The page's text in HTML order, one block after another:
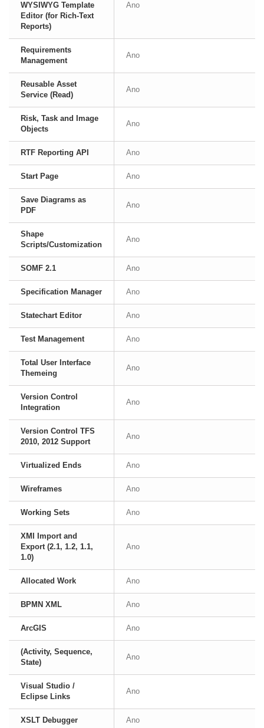
WYSIWYG Template
Editor (for Rich-Text
Reports)
Ano
Requirements
Management
Ano
Reusable Asset
Service (Read)
Ano
Risk, Task and Image
Objects
Ano
RTF Reporting API Ano
Start Page Ano
Save Diagrams as
PDF
Ano
Shape
Scripts/Customization
Ano
SOMF 2.1 Ano
Specification Manager Ano
Statechart Editor Ano
Test Management Ano
Total User Interface
Themeing
Ano
Version Control
Integration
Ano
Version Control TFS
2010, 2012 Support
Ano
Virtualized Ends Ano
Wireframes Ano
Working Sets Ano
XMI Import and
Export (2.1, 1.2, 1.1,
1.0)
Ano
Allocated Work Ano
BPMN XML Ano
ArcGIS Ano
(Activity, Sequence,
State)
Ano
Visual Studio /
Eclipse Links
Ano
XSLT Debugger Ano